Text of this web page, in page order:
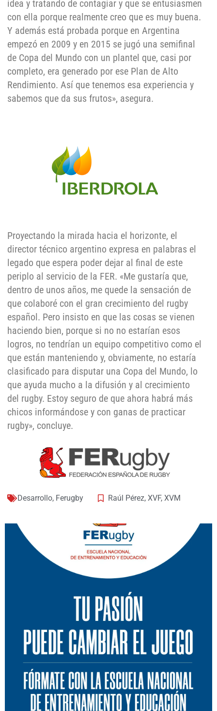
idea y tratando de contagiar y que se entusiasmen
con ella porque realmente creo que es muy buena.
Y además está probada porque en Argentina
empezó en 2009 y en 2015 se jugó una semifinal
de Copa del Mundo con un plantel que, casi por
completo, era generado por ese Plan de Alto
Rendimiento. Así que tenemos esa experiencia y
sabemos que da sus frutos», asegura.
Proyectando la mirada hacia el horizonte, el
director técnico argentino expresa en palabras el
legado que espera poder dejar al final de este
periplo al servicio de la FER. «Me gustaría que,
dentro de unos años, me quede la sensación de
que colaboré con el gran crecimiento del rugby
español. Pero insisto en que las cosas se vienen
haciendo bien, porque si no no estarían esos
logros, no tendrían un equipo competitivo como el
que están manteniendo y, obviamente, no estaría
clasificado para disputar una Copa del Mundo, lo
que ayuda mucho a la difusión y al crecimiento
del rugby. Estoy seguro de que ahora habrá más
chicos informándose y con ganas de practicar
rugby», concluye.
Desarrollo, Ferugby Raúl Pérez, XVF, XVM